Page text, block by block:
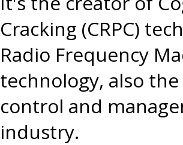
Cracking (CRPC)
Radio Frequency
technology, also
control and
industry.